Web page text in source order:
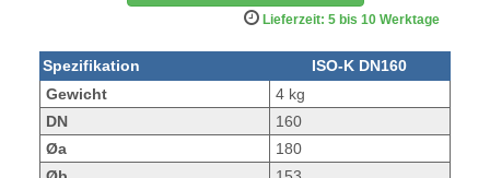
Lieferzeit: 5 bis 10 Werktage
Spezifikation
ISO-K DN160
Gewicht
4 kg
DN
160
Øa
180